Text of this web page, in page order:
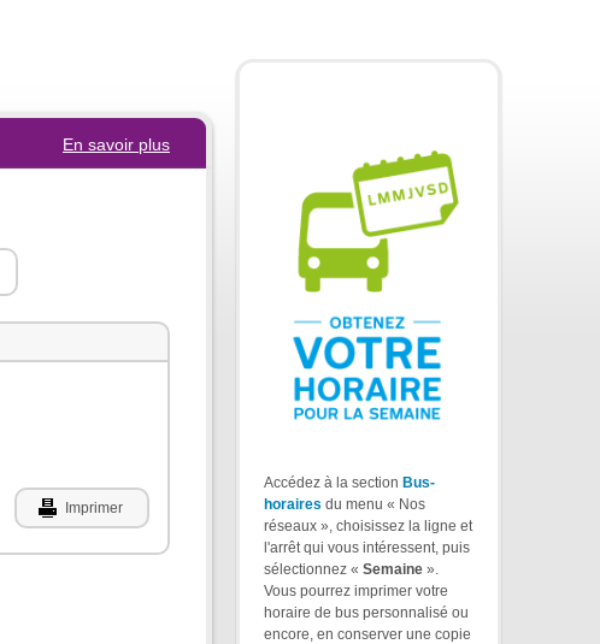
En savoir plus
Imprimer
Accédez à la section Bus-
horaires du menu « Nos
réseaux », choisissez la ligne et
l'arrêt qui vous intéressent, puis
sélectionnez « Semaine ».
Vous pourrez imprimer votre
horaire de bus personnalisé ou
encore, en conserver une copie